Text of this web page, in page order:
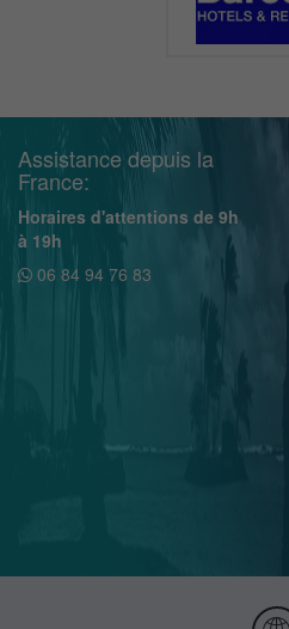
Assistance depuis la
France:
Horaires d'attentions de 9h
à 19h
06 84 94 76 83